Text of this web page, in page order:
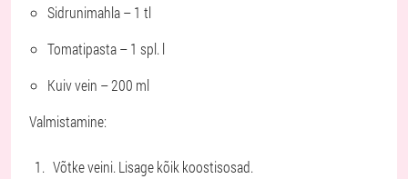
Sidrunimahla – 1 tl
Tomatipasta – 1 spl. l
Kuiv vein – 200 ml
Valmistamine:
Võtke veini. Lisage kõik koostisosad.